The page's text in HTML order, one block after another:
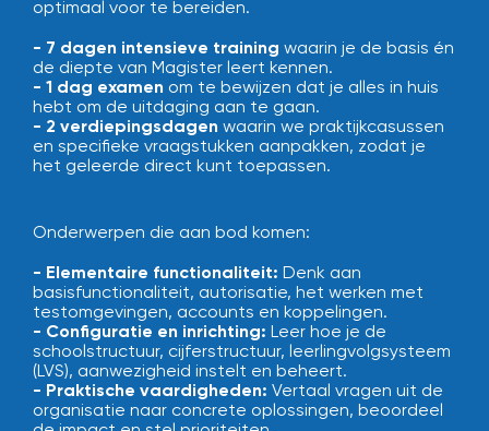
optimaal voor te bereiden.
- 7 dagen intensieve training waarin je de basis én
de diepte van Magister leert kennen.
- 1 dag examen om te bewijzen dat je alles in huis
hebt om de uitdaging aan te gaan.
- 2 verdiepingsdagen waarin we praktijkcasussen
en specifieke vraagstukken aanpakken, zodat je
het geleerde direct kunt toepassen.
Onderwerpen die aan bod komen:
- Elementaire functionaliteit: Denk aan
basisfunctionaliteit, autorisatie, het werken met
testomgevingen, accounts en koppelingen.
- Configuratie en inrichting: Leer hoe je de
schoolstructuur, cijferstructuur, leerlingvolgsysteem
(LVS), aanwezigheid instelt en beheert.
- Praktische vaardigheden: Vertaal vragen uit de
organisatie naar concrete oplossingen, beoordeel